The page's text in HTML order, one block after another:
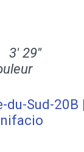
3' 29''
du-Sud-20B